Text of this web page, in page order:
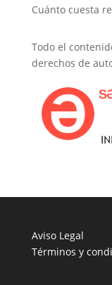
Cuánto cuesta
Todo el
derechos de
Aviso Legal
Términos y